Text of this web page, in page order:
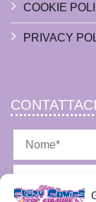
COOKIE
PRIVACY